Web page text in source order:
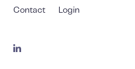
Contact Login